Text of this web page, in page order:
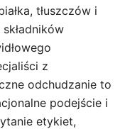
tłuszczów i
z
odchudzanie to
podejście i
etykiet,